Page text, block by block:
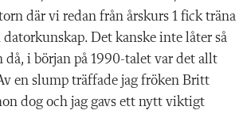
där vi redan från årskurs 1 fick träna
Det kanske inte låter så
då, i början på 1990-talet var det allt
en slump träffade jag fröken Britt
dog och jag gavs ett nytt viktigt